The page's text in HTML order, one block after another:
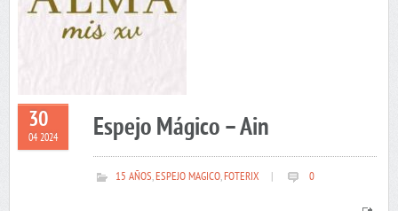
30
04 2024 Espejo Mágico – Ain
15 AÑOS,ESPEJO MAGICO,FOTERIX 0